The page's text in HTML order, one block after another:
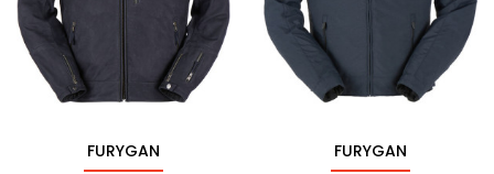
FURYGAN FURYGAN